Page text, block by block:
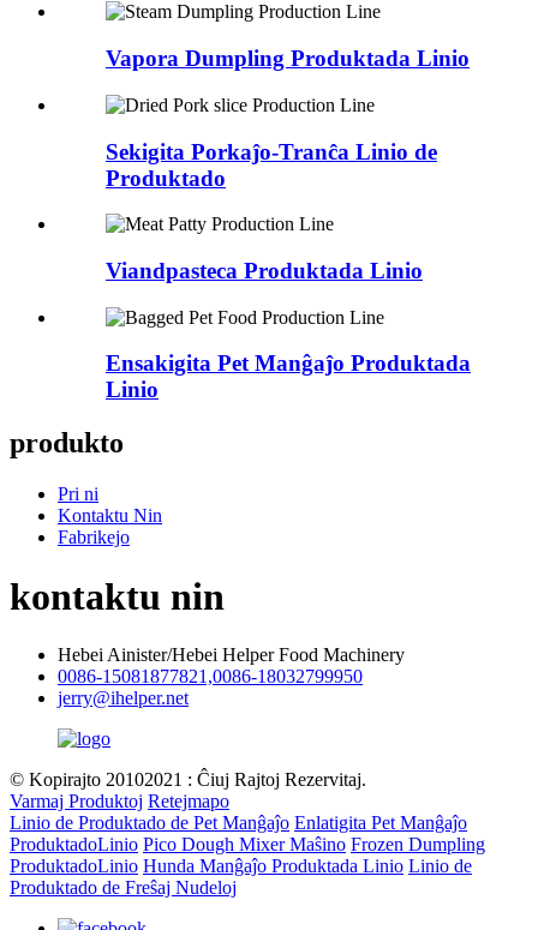
Vapora Dumpling Produktada Linio
Sekigita Porkaĵo-Tranĉa Linio de
Produktado
Viandpasteca Produktada Linio
Ensakigita Pet Manĝaĵo Produktada
Linio
produkto
Pri ni
Kontaktu Nin
Fabrikejo
kontaktu nin
Hebei Ainister/Hebei Helper Food Machinery
0086-15081877821,0086-18032799950
jerry@ihelper.net
© Kopirajto 20102021 : Ĉiuj Rajtoj Rezervitaj.
Varmaj Produktoj Retejmapo
Linio de Produktado de Pet Manĝaĵo Enlatigita Pet Manĝaĵo
ProduktadoLinio Pico Dough Mixer Maŝino Frozen Dumpling
ProduktadoLinio Hunda Manĝaĵo Produktada Linio Linio de
Produktado de Freŝaj Nudeloj